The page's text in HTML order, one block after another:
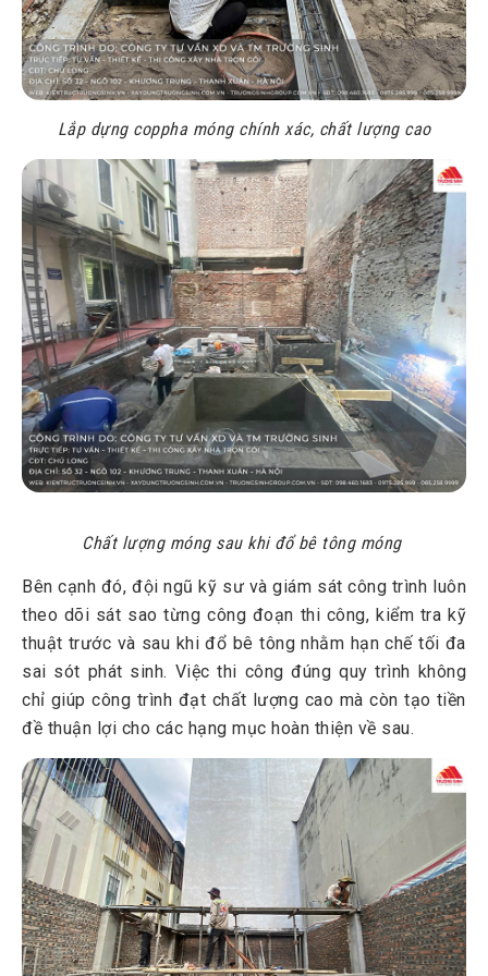
Lắp dựng coppha móng chính xác, chất lượng cao
Chất lượng móng sau khi đổ bê tông móng
Bên cạnh đó, đội ngũ kỹ sư và giám sát công trình luôn
theo dõi sát sao từng công đoạn thi công, kiểm tra kỹ
thuật trước và sau khi đổ bê tông nhằm hạn chế tối đa
sai sót phát sinh. Việc thi công đúng quy trình không
chỉ giúp công trình đạt chất lượng cao mà còn tạo tiền
đề thuận lợi cho các hạng mục hoàn thiện về sau.